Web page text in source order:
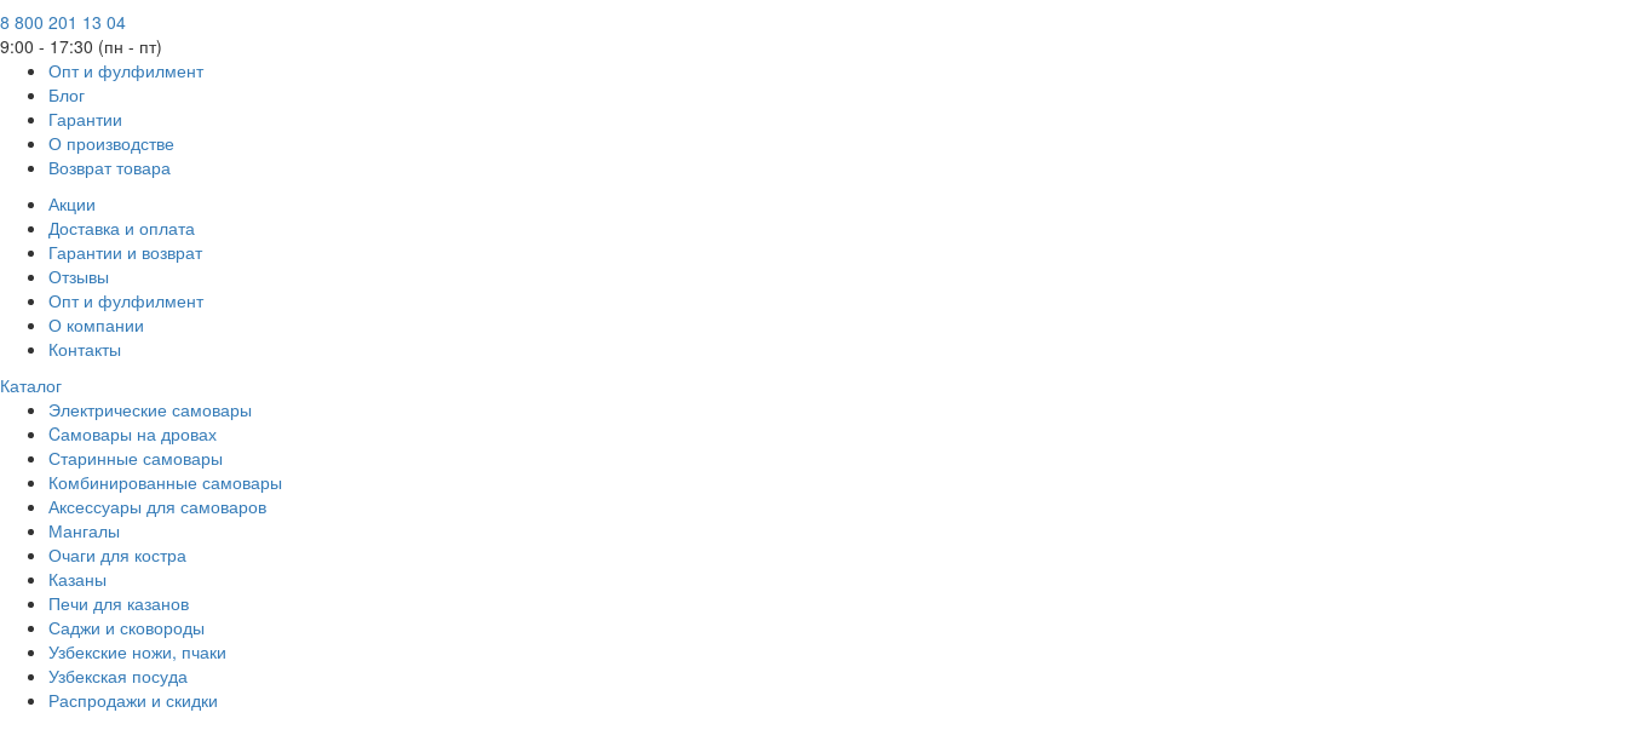
8 800 201 13 04
9:00 - 17:30 (пн - пт)
Опт и фулфилмент
Блог
Гарантии
О производстве
Возврат товара
Акции
Доставка и оплата
Гарантии и возврат
Отзывы
Опт и фулфилмент
О компании
Контакты
Каталог
Электрические самовары
Cамовары на дровах
Старинные самовары
Комбинированные самовары
Аксессуары для самоваров
Мангалы
Очаги для костра
Казаны
Печи для казанов
Саджи и сковороды
Узбекские ножи, пчаки
Узбекская посуда
Распродажи и скидки